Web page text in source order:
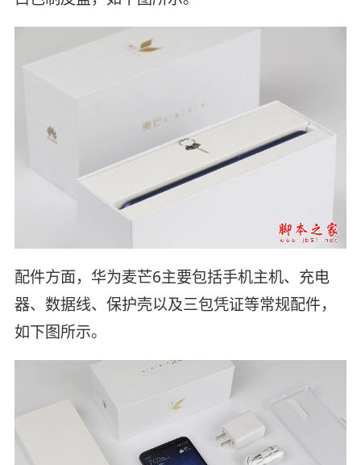
配件方面，华为麦芒6主要包括手机主机、充电
器、数据线、保护壳以及三包凭证等常规配件，
如下图所示。